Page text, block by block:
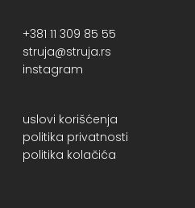
+381 11 309 85 55
struja@struja.rs
instagram
uslovi korišćenja
politika privatnosti
politika kolačića